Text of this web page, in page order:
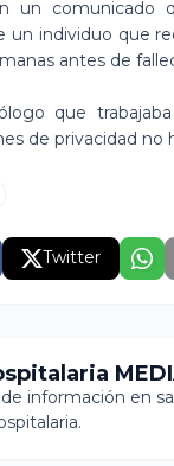
un
un individuo que
antes de
que
de privacidad no
Twitter
información en